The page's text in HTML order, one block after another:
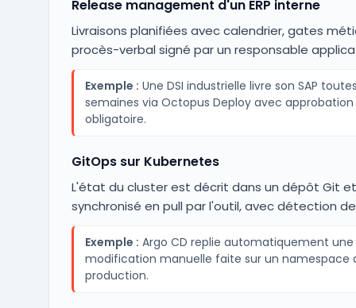
Release management d'un ERP interne
Livraisons planifiées avec calendrier, gates
procès-verbal signé par un responsable
Exemple : Une DSI industrielle livre son SAP
semaines via Octopus Deploy avec approbation
obligatoire.
GitOps sur Kubernetes
L'état du cluster est décrit dans un dépôt Git et
synchronisé en pull par l'outil, avec détection
Exemple : Argo CD replie automatiquement une
modification manuelle faite sur un namespace
production.